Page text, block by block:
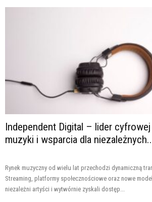
Independent Digital – lider
muzyki i wsparcia dla
Rynek muzyczny od wielu lat przechodzi dynamiczną
Streaming, platformy społecznościowe oraz nowe
niezależni artyści i wytwórnie zyskali dostęp...